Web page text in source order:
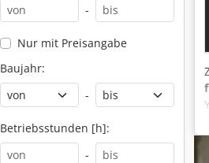
-
Nur mit Preisangabe
Baujahr:
-
Betriebsstunden [h]:
-